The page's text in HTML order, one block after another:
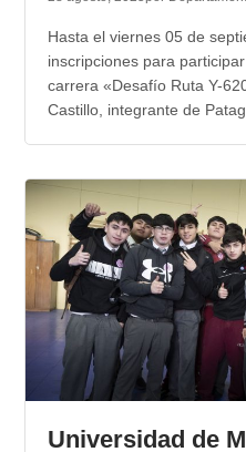
Hasta el viernes 05 de
inscripciones para
carrera «Desafío Ruta Y-
Castillo, integrante de
Universidad de